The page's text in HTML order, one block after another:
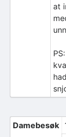
at
Damebesøk